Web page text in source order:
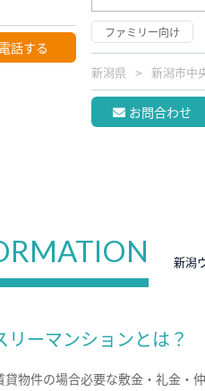
電話する
ファミリー向け
新潟県 新潟市中
お問合わせ
新潟
リーマンションとは？
貸物件の場合必要な敷金・礼金・